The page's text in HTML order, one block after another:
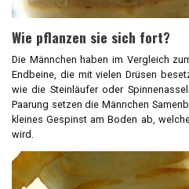
Wie pflanzen sie sich fort?
Die Männchen haben im Vergleich
Endbeine, die mit vielen Drüsen
wie die Steinläufer oder
Paarung setzen die Männchen
kleines Gespinst am Boden ab,
wird.